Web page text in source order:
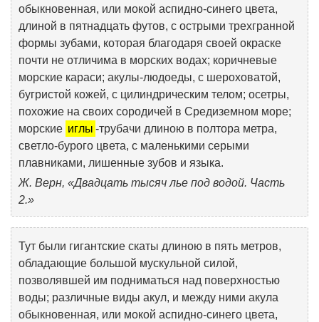
обыкновенная, или мокой аспидно-синего цвета,
длиной в пятнадцать футов, с острыми трехгранной
формы зубами, которая благодаря своей окраске
почти не отличима в морских водах; коричневые
морские караси; акулы-людоеды, с шероховатой,
бугристой кожей, с цилиндрическим телом; осетры,
похожие на своих сородичей в Средиземном море;
морские иглы -трубачи длиною в полтора метра,
светло-бурого цвета, с маленькими серыми
плавниками, лишенные зубов и языка.
Ж. Верн, «Двадцать тысяч лье под водой. Часть
2.»
Тут были гигантские скаты длиною в пять метров,
обладающие большой мускульной силой,
позволявшей им подниматься над поверхностью
воды; различные виды акул, и между ними акула
обыкновенная, или мокой аспидно-синего цвета,